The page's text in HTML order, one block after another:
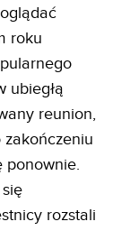
roku
ubiegłą
reunion,
ponownie.
rozstali